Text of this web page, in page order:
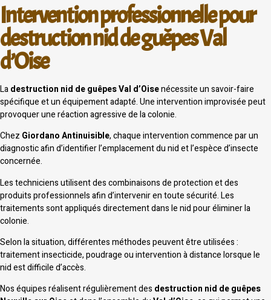
Intervention professionnelle pour
destruction nid de guêpes Val
d’Oise
Ladestruction nid de guêpes Val d’Oisenécessite un savoir-faire
spécifique et un équipement adapté. Une intervention improvisée peut
provoquer une réaction agressive de la colonie.
Chez Giordano Antinuisible, chaque intervention commence par un
diagnostic afin d’identifier l’emplacement du nid et l’espèce d’insecte
concernée.
Les techniciens utilisent des combinaisons de protection et des
produits professionnels afin d’intervenir en toute sécurité. Les
traitements sont appliqués directement dans le nid pour éliminer la
colonie.
Selon la situation, différentes méthodes peuvent être utilisées :
traitement insecticide, poudrage ou intervention à distance lorsque le
nid est difficile d’accès.
Nos équipes réalisent régulièrement des destruction nid de guêpes